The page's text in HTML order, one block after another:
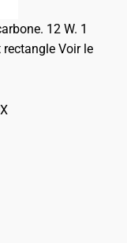
12 W. 1
rectangle Voir le